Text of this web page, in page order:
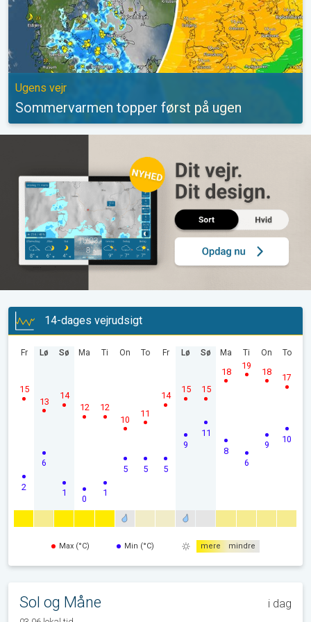
Ugens vejr
Sommervarmen topper først på ugen
14-dages vejrudsigt
Fr
2
15
Lø
6
13
Sø
1
14
Ma
0
12
Ti
1
12
On
5
10
To
5
11
Fr
5
14
Lø
9
15
Sø
11
15
Ma
8
18
Ti
6
19
On
9
18
To
10
17
Max (°C) Min (°C) mere mindre
Sol og Måne i dag